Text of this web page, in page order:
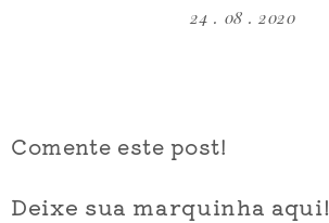
24 . 08 . 2020
Comente este post!
Deixe sua marquinha aqui!